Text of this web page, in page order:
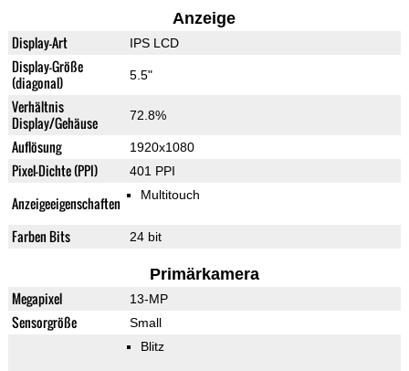
Anzeige
Display-Art IPS LCD
Display-Größe
(diagonal)
5.5"
Verhältnis
Display/Gehäuse
72.8%
Auflösung 1920x1080
Pixel-Dichte (PPI) 401 PPI
Anzeigeeigenschaften Multitouch
Farben Bits 24 bit
Primärkamera
Megapixel 13-MP
Sensorgröße Small
Blitz